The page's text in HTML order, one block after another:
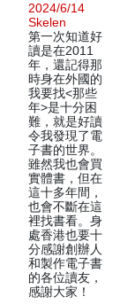
2024/6/14
Skelen
第一次知道好
讀是在2011
年，還記得那
時身在外國的
我要找<那些
年>是十分困
難，就是好讀
令我發現了電
子書的世界。
雖然我也會買
實體書，但在
這十多年間，
也會不斷在這
裡找書看。身
處香港也要十
分感謝創辦人
和製作電子書
的各位讀友，
感謝大家！